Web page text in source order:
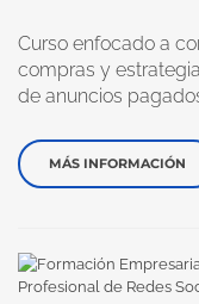
Curso enfocado a
compras y
de anuncios
MÁS INFORMACIÓN